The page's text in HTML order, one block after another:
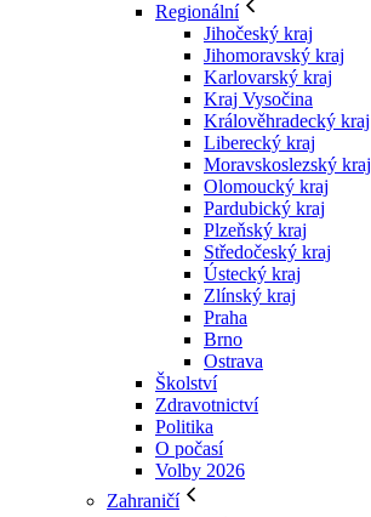
Regionální
Jihočeský kraj
Jihomoravský kraj
Karlovarský kraj
Kraj Vysočina
Králověhradecký kraj
Liberecký kraj
Moravskoslezský kraj
Olomoucký kraj
Pardubický kraj
Plzeňský kraj
Středočeský kraj
Ústecký kraj
Zlínský kraj
Praha
Brno
Ostrava
Školství
Zdravotnictví
Politika
O počasí
Volby 2026
Zahraničí